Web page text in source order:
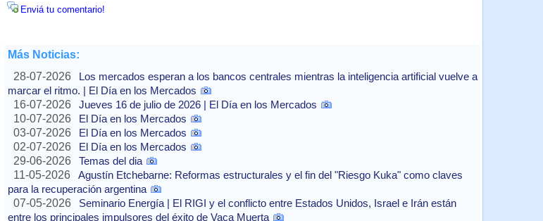
Enviá tu comentario!
Más Noticias:
28-07-2026
Los mercados esperan a los bancos centrales mientras la inteligencia artificial vuelve a
marcar el ritmo. | El Día en los Mercados
16-07-2026
Jueves 16 de julio de 2026 | El Día en los Mercados
10-07-2026
El Día en los Mercados
03-07-2026
El Día en los Mercados
02-07-2026
El Día en los Mercados
29-06-2026
Temas del dia
11-05-2026
Agustín Etchebarne: Reformas estructurales y el fin del "Riesgo Kuka" como claves
para la recuperación argentina
07-05-2026
Seminario Energía | El RIGI y el conflicto entre Estados Unidos, Israel e Irán están
entre los principales impulsores del éxito de Vaca Muerta